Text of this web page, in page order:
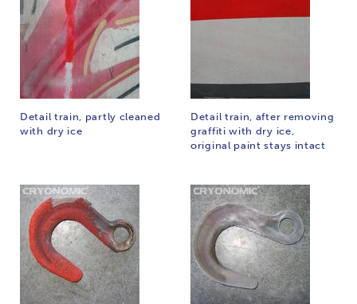
Detail train, partly cleaned
with dry ice
Detail train, after removing
graffiti with dry ice,
original paint stays intact